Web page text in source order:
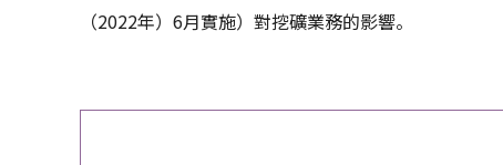
（2022年）6月實施）對挖礦業務的影響。